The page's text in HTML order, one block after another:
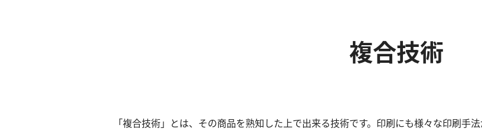
複合技術
「複合技術」とは、その商品を熟知した上で出来る技術です。印刷にも様々な印刷手